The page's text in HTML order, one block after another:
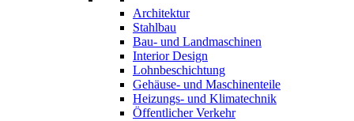
Architektur
Stahlbau
Bau- und Landmaschinen
Interior Design
Lohnbeschichtung
Gehäuse- und Maschinenteile
Heizungs- und Klimatechnik
Öffentlicher Verkehr